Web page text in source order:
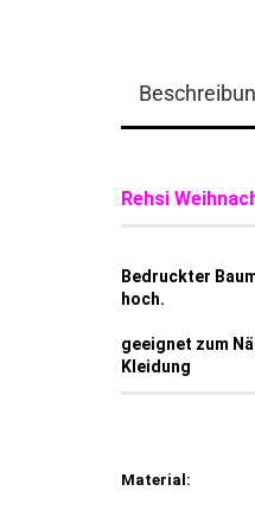
Rehsi
Bedruckter
hoch.
geeignet zum
Kleidung
Material: